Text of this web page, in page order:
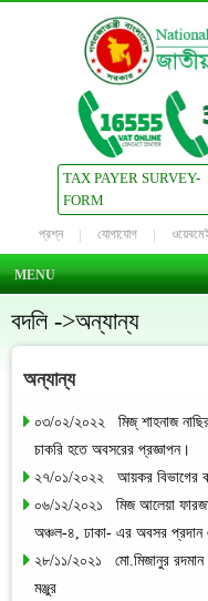
TAX PAYER SURVEY-
FORM
প্রশ্ন যোগাযোগ
MENU
বদলি ->অন্যান্য
অন্যান্য
০৩/০২/২০২২ মিজ্ শাহনাজ
চাকরি হতে অবসরের প্রজ্ঞাপন।
২৭/০১/২০২২ আয়কর বিভাগের কর
০৬/১২/২০২১ মিজ আলেয়া
অঞ্চল-৪, ঢাকা- এর অবসর প্রদান
২৮/১১/২০২১ মো.মিজানুর
মঞ্জুর